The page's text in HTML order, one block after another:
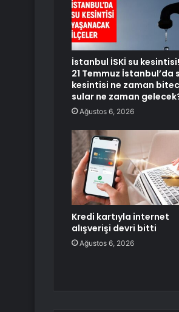
İstanbul İSKİ su
21 Temmuz İstanbul’da
kesintisi ne zaman
sular ne zaman
Ağustos 6, 2026
Kredi kartıyla internet
alışverişi devri bitti
Ağustos 6, 2026